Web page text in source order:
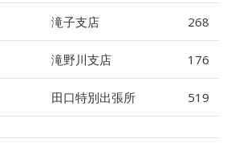
滝子支店 268
滝野川支店 176
田口特別出張所 519